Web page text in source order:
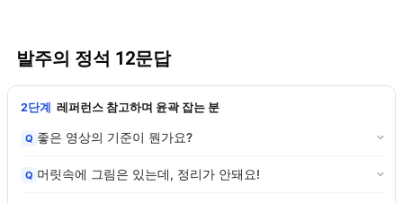
발주의 정석 12문답
2단계 레퍼런스 참고하며 윤곽 잡는 분
Q 좋은 영상의 기준이 뭔가요?
Q 머릿속에 그림은 있는데, 정리가 안돼요!